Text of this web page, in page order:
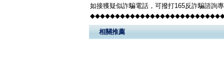
如接獲疑似詐騙電話，可撥打165反詐騙諮詢
相關推薦